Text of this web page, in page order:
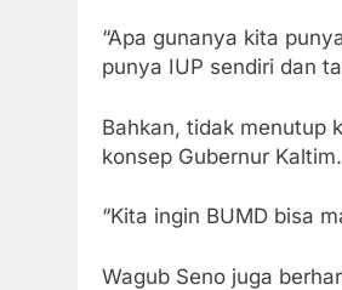
“Apa gunanya kita
punya IUP sendiri dan
Bahkan, tidak menutup
konsep Gubernur Kaltim.
“Kita ingin BUMD bisa
Wagub Seno juga